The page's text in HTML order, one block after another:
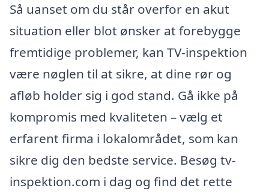
Så uanset om du står overfor en akut
situation eller blot ønsker at forebygge
fremtidige problemer, kan TV-inspektion
være nøglen til at sikre, at dine rør og
afløb holder sig i god stand. Gå ikke på
kompromis med kvaliteten – vælg et
erfarent firma i lokalområdet, som kan
sikre dig den bedste service. Besøg tv-
inspektion.com i dag og find det rette